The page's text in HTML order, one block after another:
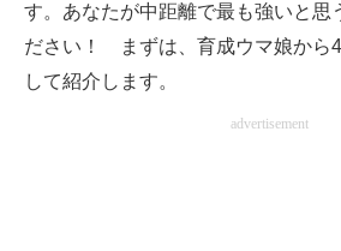
企業ITのトレンドを詳説
す。あなたが中距離で最も強いと思
ださい！ まずは、育成ウマ娘から
して紹介します。
advertisement